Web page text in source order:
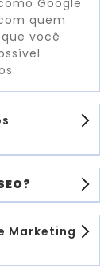
Google
quem
você
Marketing